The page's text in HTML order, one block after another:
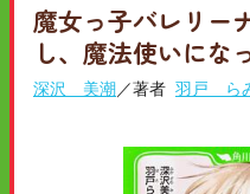
魔女っ子バレリ
し、魔法使いにな
深沢 美潮／著者 羽戸 ら